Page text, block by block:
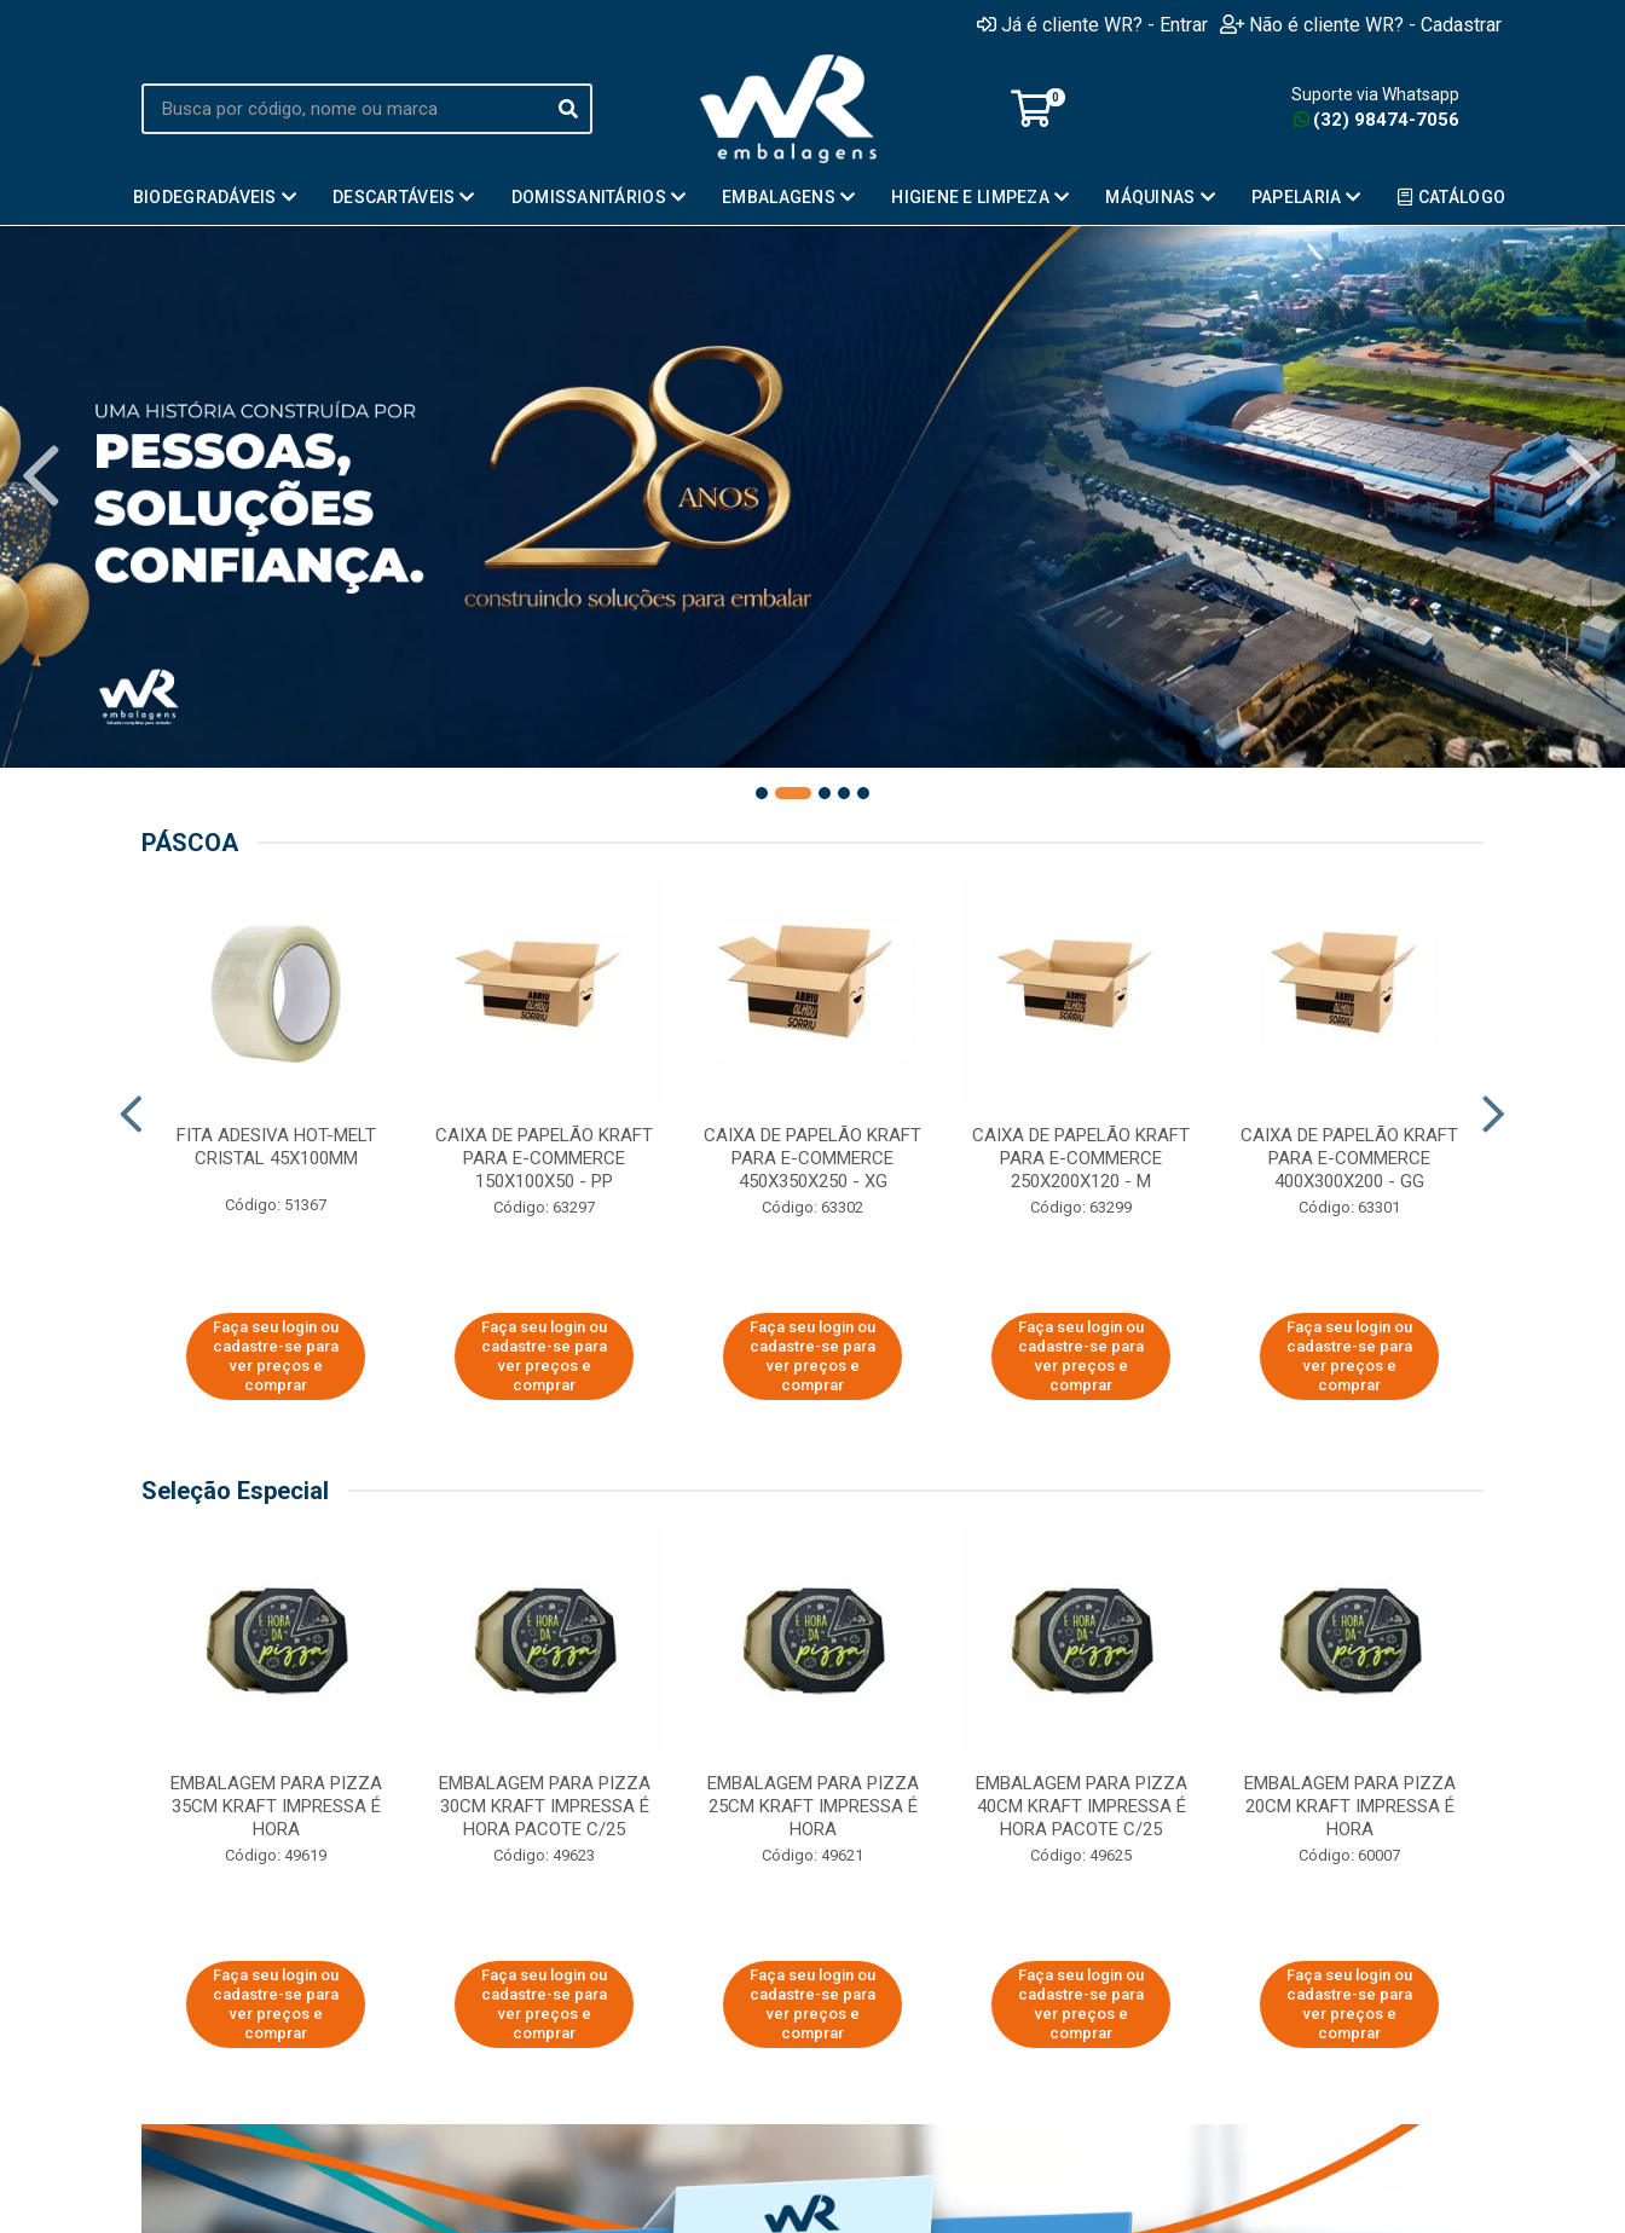
Já é cliente WR? - Entrar Não é cliente WR? - Cadastrar
0 Suporte via Whatsapp
(32) 98474-7056
BIODEGRADÁVEIS DESCARTÁVEIS DOMISSANITÁRIOS EMBALAGENS HIGIENE E LIMPEZA MÁQUINAS PAPELARIA CATÁLOGO
PÁSCOA
FITA ADESIVA HOT-MELT
CRISTAL 45X100MM
Código: 51367
Faça seu login ou
cadastre-se para
ver preços e
comprar
CAIXA DE PAPELÃO KRAFT
PARA E-COMMERCE
150X100X50 - PP
Código: 63297
Faça seu login ou
cadastre-se para
ver preços e
comprar
CAIXA DE PAPELÃO KRAFT
PARA E-COMMERCE
450X350X250 - XG
Código: 63302
Faça seu login ou
cadastre-se para
ver preços e
comprar
CAIXA DE PAPELÃO KRAFT
PARA E-COMMERCE
250X200X120 - M
Código: 63299
Faça seu login ou
cadastre-se para
ver preços e
comprar
CAIXA DE PAPELÃO KRAFT
PARA E-COMMERCE
400X300X200 - GG
Código: 63301
Faça seu login ou
cadastre-se para
ver preços e
comprar
Seleção Especial
EMBALAGEM PARA PIZZA
35CM KRAFT IMPRESSA É
HORA
Código: 49619
Faça seu login ou
cadastre-se para
ver preços e
comprar
EMBALAGEM PARA PIZZA
30CM KRAFT IMPRESSA É
HORA PACOTE C/25
Código: 49623
Faça seu login ou
cadastre-se para
ver preços e
comprar
EMBALAGEM PARA PIZZA
25CM KRAFT IMPRESSA É
HORA
Código: 49621
Faça seu login ou
cadastre-se para
ver preços e
comprar
EMBALAGEM PARA PIZZA
40CM KRAFT IMPRESSA É
HORA PACOTE C/25
Código: 49625
Faça seu login ou
cadastre-se para
ver preços e
comprar
EMBALAGEM PARA PIZZA
20CM KRAFT IMPRESSA É
HORA
Código: 60007
Faça seu login ou
cadastre-se para
ver preços e
comprar